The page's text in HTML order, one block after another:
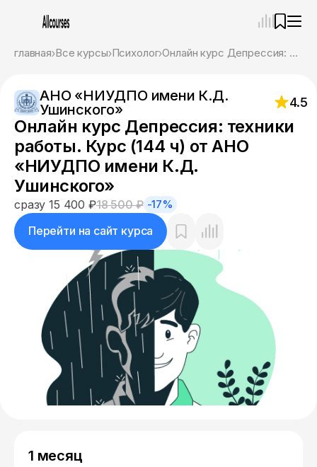
главная Все курсы Психолог Онлайн курс Депрессия: техники работы. Курс (144 ч) от АНО «НИУДПО имени К.Д. Ушинского»
АНО «НИУДПО имени К.Д.
Ушинского»
4.5
Онлайн курс Депрессия: техники
работы. Курс (144 ч) от АНО
«НИУДПО имени К.Д.
Ушинского»
сразу 15 400 ₽18 500 ₽ -17%
Перейти на сайт курса
1 месяц
Привет! Я Ваш карьерный навигатор. Подберу
курсы, которые соответствует именно вашим
целям.
Пожалуйста, ответьте на несколько вопросов,
чтобы начать.
Приступим?